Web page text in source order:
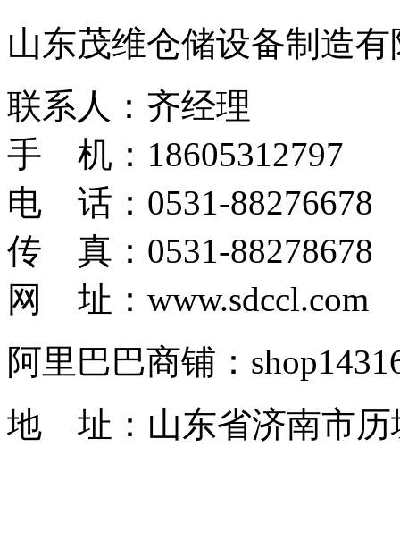
山东茂维仓储设备制造
联系人：齐经理
手 机：18605312797
电 话：0531-88276678
传 真：0531-88278678
网 址：www.sdccl.com
阿里巴巴商铺：
地 址：山东省济南市历